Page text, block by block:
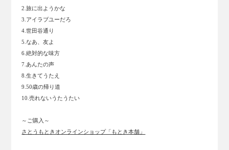
2.旅に出ようかな
3.アイラブユーだろ
4.世田谷通り
5.なあ、友よ
6.絶対的な味方
7.あんたの声
8.生きてうたえ
9.50歳の帰り道
10.売れないうたうたい
～ご購入～
さとうもときオンラインショップ「もとき本舗」